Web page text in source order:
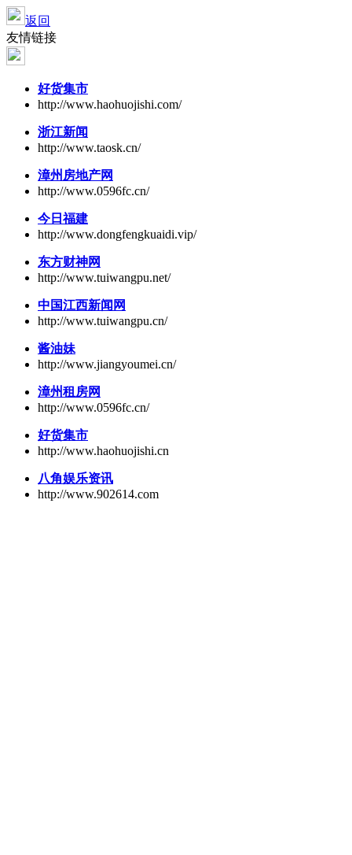
返回
友情链接
好货集市
http://www.haohuojishi.com/
浙江新闻
http://www.taosk.cn/
漳州房地产网
http://www.0596fc.cn/
今日福建
http://www.dongfengkuaidi.vip/
东方财神网
http://www.tuiwangpu.net/
中国江西新闻网
http://www.tuiwangpu.cn/
酱油妹
http://www.jiangyoumei.cn/
漳州租房网
http://www.0596fc.cn/
好货集市
http://www.haohuojishi.cn
八角娱乐资讯
http://www.902614.com